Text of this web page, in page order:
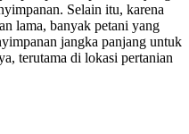
Selain itu, karena
lama, banyak petani yang
jangka panjang untuk
terutama di lokasi pertanian